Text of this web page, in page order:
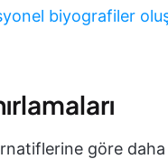
biyografiler
göre daha